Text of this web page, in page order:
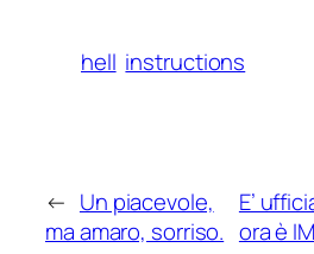
hell instructions
← Un piacevole,
ma amaro, sorriso.
E’
ora è